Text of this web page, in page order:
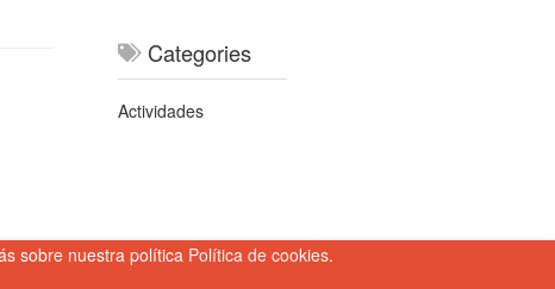
Categories
Actividades
sobre nuestra política Política de cookies.